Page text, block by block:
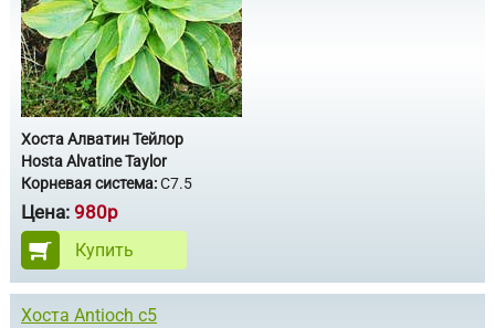
Хоста Алватин Тейлор
Hosta Alvatine Taylor
Корневая система:С7.5
Цена: 980р
Купить
Хоста Antioch с5